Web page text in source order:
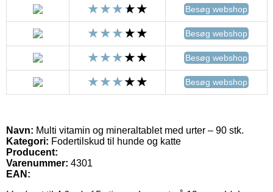
Besøg webshop
Besøg webshop
Besøg webshop
Besøg webshop
Navn: Multi vitamin og mineraltablet med urter – 90 stk.
Kategori: Fodertilskud til hunde og katte
Producent:
Varenummer: 4301
EAN: